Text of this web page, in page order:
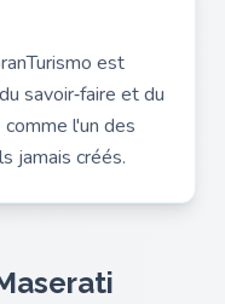
est
savoir‑faire et du
l'un des
jamais créés.